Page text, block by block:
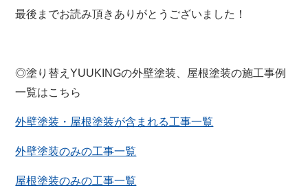
最後までお読み頂きありがとうございました！
◎塗り替えYUUKINGの外壁塗装、屋根塗装の施工事例
一覧はこちら
外壁塗装・屋根塗装が含まれる工事一覧
外壁塗装のみの工事一覧
屋根塗装のみの工事一覧